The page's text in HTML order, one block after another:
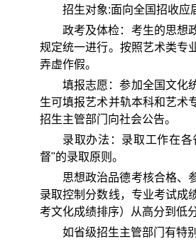
招生对象:面向全国招收应
政考及体检：考生的思想
规定统一进行。按照艺术类专
弄虚作假。
填报志愿：参加全国文化
生可填报艺术并轨本科和艺术
招生主管部门向社会公告。
录取办法：录取工作在
督"的录取原则。
思想政治品德考核合格、
录取控制分数线，专业考试成
考文化成绩排序）从高分到低
如省级招生主管部门有特